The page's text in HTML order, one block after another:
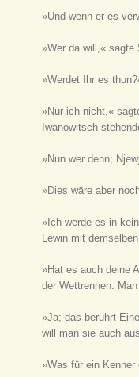
»Und wenn er es
»Wer da will,« sagte
»Werdet Ihr es
»Nur ich nicht,«
Iwanowitsch
»Nun wer denn;
»Dies wäre aber
»Ich werde es in
Lewin mit
»Hat es auch deine
der Wettrennen.
»Ja; das berührt
will man sie auch
»Was für ein